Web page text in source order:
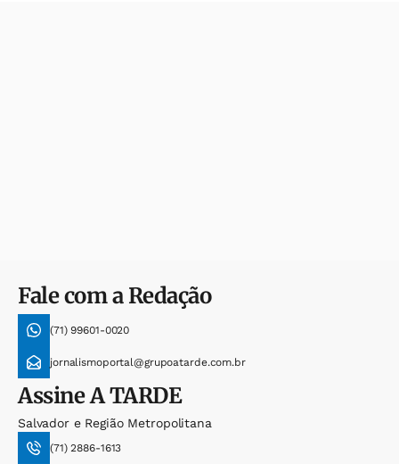
Fale com a Redação
(71) 99601-0020
jornalismoportal@grupoatarde.com.br
AssineA TARDE
Salvador e Região Metropolitana
(71) 2886-1613